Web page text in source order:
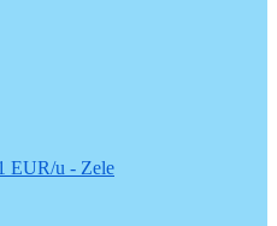
EUR/u - Zele